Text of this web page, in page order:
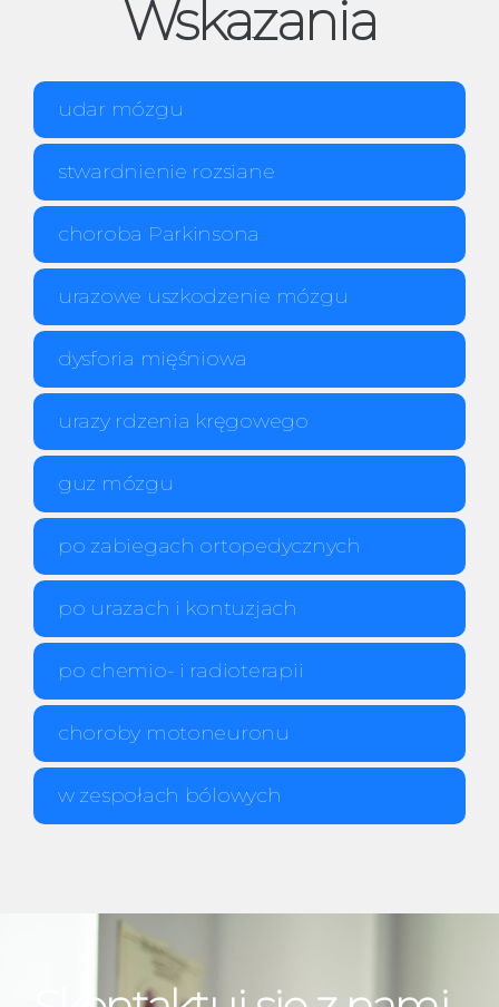
Wskazania
udar mózgu
stwardnienie rozsiane
choroba Parkinsona
urazowe uszkodzenie mózgu
dysforia mięśniowa
urazy rdzenia kręgowego
guz mózgu
po zabiegach ortopedycznych
po urazach i kontuzjach
po chemio- i radioterapii
choroby motoneuronu
w zespołach bólowych